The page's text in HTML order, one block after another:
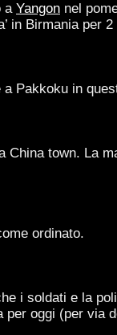
a Yangon nel
in Birmania per
Pakkoku in
China town. La
ordinato.
i soldati e la
per oggi (per via